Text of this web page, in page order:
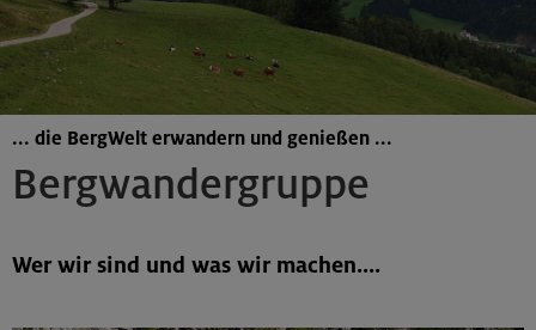
Bergwandergruppe
... die BergWelt erwandern und genießen ...
Wer wir sind und was wir machen....